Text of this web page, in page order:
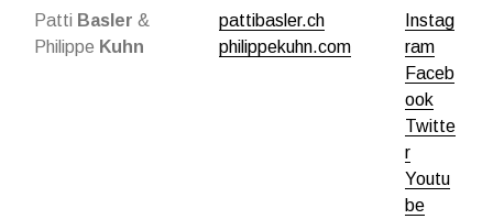
Patti Basler&
Philippe Kuhn
pattibasler.ch
philippekuhn.com
Instag
ram
Faceb
ook
Twitte
r
Youtu
be